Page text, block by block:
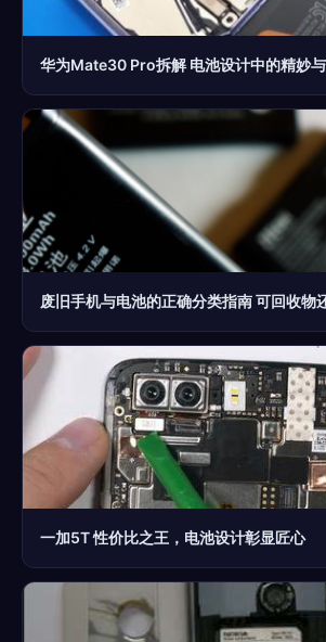
华为Mate30 Pro拆解 电池设计中的精妙
废旧手机与电池的正确分类指南 可回收物
一加5T 性价比之王，电池设计彰显匠心